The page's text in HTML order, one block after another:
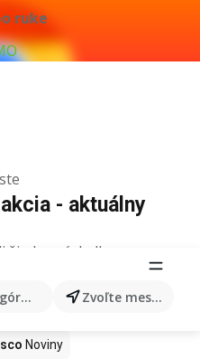
ruke
produkty... Zvoľte mesto
- aktuálny
výsledky.
Tesco
Noviny